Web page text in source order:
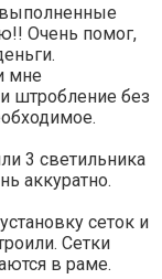
выполненные
Очень помог,
мне
штробление без
3 светильника
аккуратно.
сеток и
Сетки
в раме.